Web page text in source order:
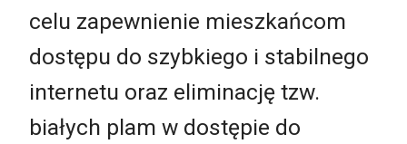
celu zapewnienie mieszkańcom
dostępu do szybkiego i stabilnego
internetu oraz eliminację tzw.
białych plam w dostępie do